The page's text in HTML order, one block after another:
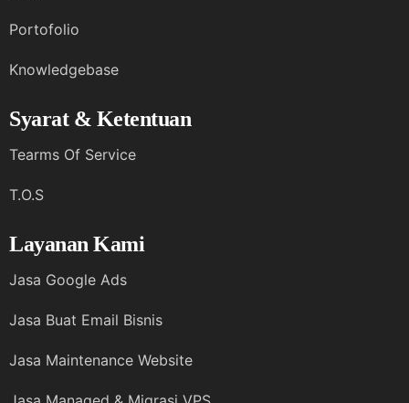
Portofolio
Knowledgebase
Syarat & Ketentuan
Tearms Of Service
T.O.S
Layanan Kami
Jasa Google Ads
Jasa Buat Email Bisnis
Jasa Maintenance Website